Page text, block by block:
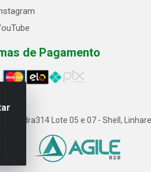
de Pagamento
Quadra314 Lote 05 e 07 - Shell,